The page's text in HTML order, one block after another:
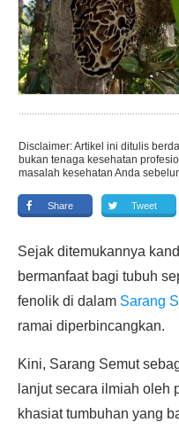
Disclaimer: Artikel ini ditulis
bukan tenaga kesehatan
masalah kesehatan Anda
Share Tweet
Sejak ditemukannya
bermanfaat bagi tubuh
fenolik di dalam Sarang
ramai diperbincangkan.
Kini, Sarang Semut
lanjut secara ilmiah oleh
khasiat tumbuhan yang